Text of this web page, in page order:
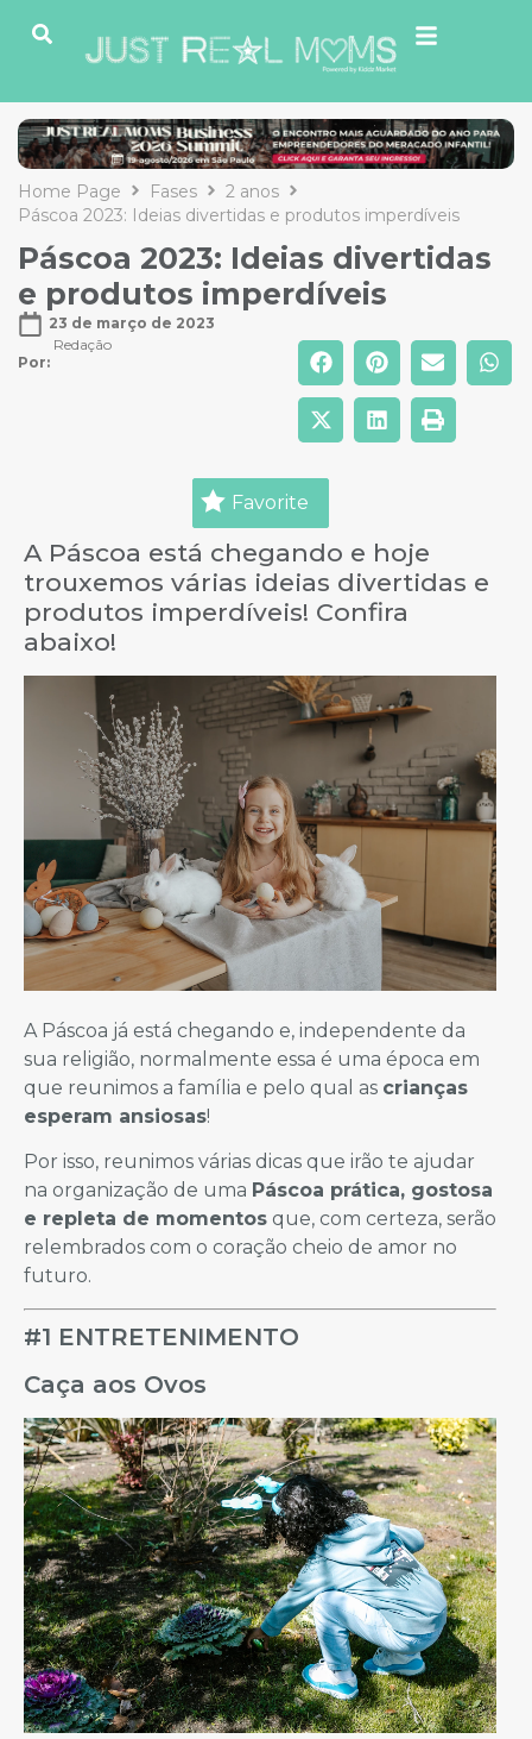
Home Page Fases
2 anos
Páscoa 2023: Ideias divertidas e produtos imperdíveis
Páscoa 2023: Ideias divertidas
e produtos imperdíveis
23 de março de 2023
Por:
Redação
Favorite
A Páscoa está chegando e hoje
trouxemos várias ideias divertidas e
produtos imperdíveis! Confira
abaixo!
A Páscoa já está chegando e, independente da
sua religião, normalmente essa é uma época em
que reunimos a família e pelo qual as crianças
esperam ansiosas!
Por isso, reunimos várias dicas que irão te ajudar
na organização de uma Páscoa prática, gostosa
e repleta de momentos que, com certeza, serão
relembrados com o coração cheio de amor no
futuro.
#1 ENTRETENIMENTO
Caça aos Ovos